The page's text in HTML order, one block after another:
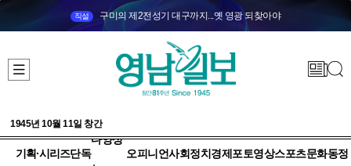
직설 구미의 제2전성기 대구까지...옛 영광 되찾아야
1945년 10월 11일 창간
기획·시리즈단독
다양성
오피니언사회정치 경제 포토영상스포츠문화동정